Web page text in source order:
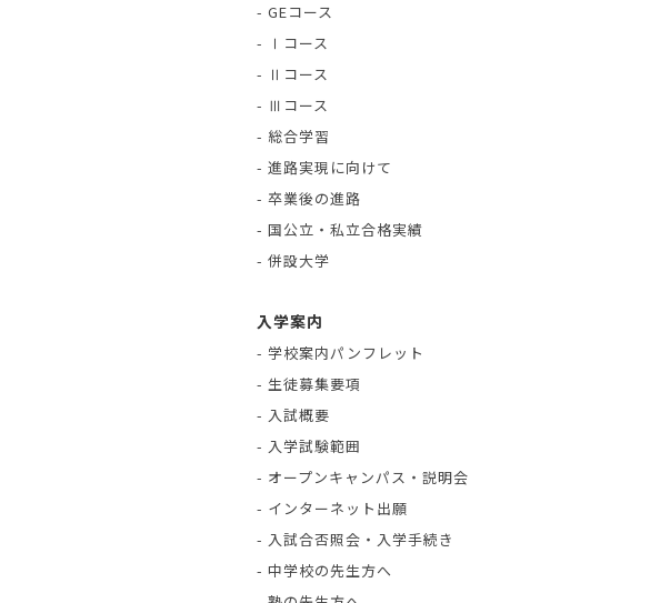
- GEコース
- Ⅰコース
- Ⅱコース
- Ⅲコース
- 総合学習
- 進路実現に向けて
- 卒業後の進路
- 国公立・私立合格実績
- 併設大学
入学案内
- 学校案内パンフレット
- 生徒募集要項
- 入試概要
- 入学試験範囲
- オープンキャンパス・説明会
- インターネット出願
- 入試合否照会・入学手続き
- 中学校の先生方へ